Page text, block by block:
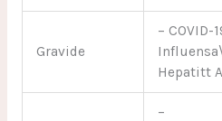
Gravide
– COVID-
Hepatitt A
–